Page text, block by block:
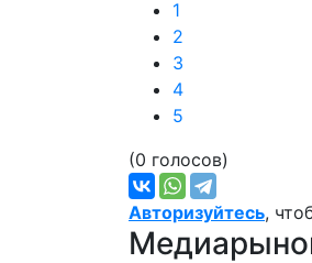
1
2
3
4
5
(0 голосов)
Авторизуйтесь,